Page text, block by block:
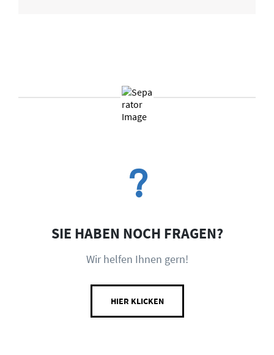
SIE HABEN NOCH FRAGEN?
Wir helfen Ihnen gern!
HIER KLICKEN